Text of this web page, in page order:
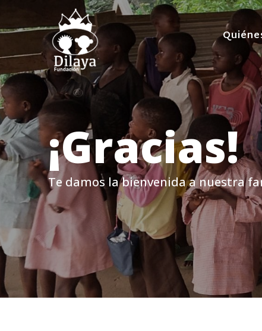
¡Gracias!
Te damos la bienvenida a nuestra